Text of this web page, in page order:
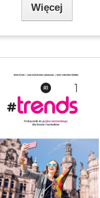
Więcej